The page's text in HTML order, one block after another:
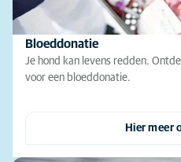
Bloeddonatie
Je hond kan levens redden.
voor een bloeddonatie.
Hier meer